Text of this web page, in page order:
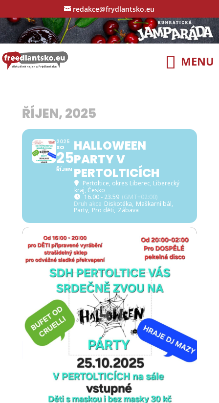
redakce@frydlantsko.eu
ŘÍJEN, 2025
2025
SO
25
ŘÍJEN
HALLOWEEN
PARTY V
PERTOLTICÍCH
Pertoltice, okres Liberec, Liberecký
kraj, Česko
16.00 - 23.59 (GMT+02:00)
Druh akce Diskotéka, Maškarní bál,
Party, Pro děti, Zábava